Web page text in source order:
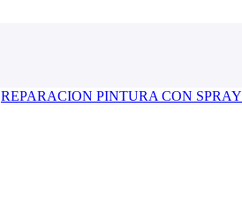
REPARACION PINTURA CON SPRAY